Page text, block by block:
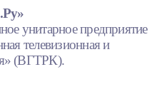
унитарное предприятие
телевизионная и
(ВГТРК).